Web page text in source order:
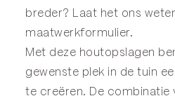
breder? Laat het ons
maatwerkformulier.
Met deze houtopslagen
gewenste plek in de tuin
te creëren. De combinatie